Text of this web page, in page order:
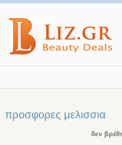
προσφορες μελισσια
δεν